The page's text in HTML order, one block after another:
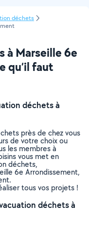
déchets
à Marseille 6e
qu’il faut
déchets à
près de chez vous
de votre choix ou
les membres à
vous met en
déchets,
6e Arrondissement,
tous vos projets !
déchets à